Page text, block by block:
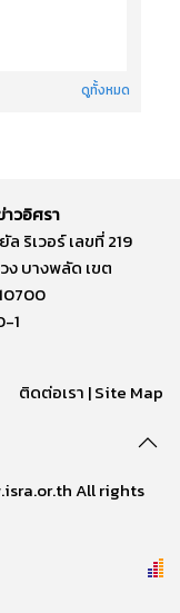
ดูทั้งหมด
วอิศรา
ล ริเวอร์ เลขที่ 219
บางพลัด เขต
1
ติดต่อเรา |Site Map
All rights